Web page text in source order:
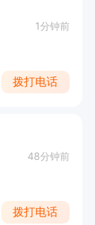
1分钟前
拨打电话
48分钟前
拨打电话